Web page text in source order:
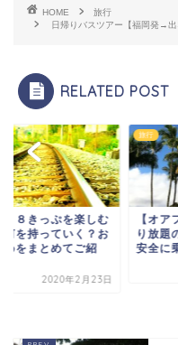
HOME
旅行
日帰りバスツアー【福岡発→
RELATED POST
１８きっぷを楽しむ
何を持っていく？お
めをまとめてご紹
2020年2月23日
旅行
【オ
り放題
安全に